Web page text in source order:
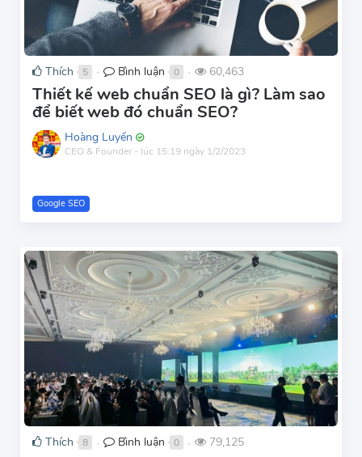
Thích 5 ● Bình luận 0 ● 60,463
Thiết kế web chuẩn SEO là gì? Làm sao
để biết web đó chuẩn SEO?
Hoàng Luyến
CEO & Founder - lúc 15:19 ngày 1/2/2023
Google SEO
Thích 8 ● Bình luận 0 ● 79,125